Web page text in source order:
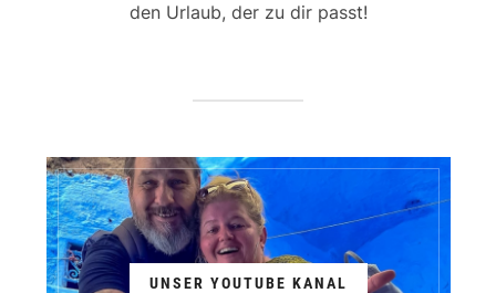
den Urlaub, der zu dir passt!
UNSER YOUTUBE KANAL